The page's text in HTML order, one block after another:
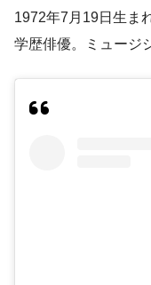
1972年7月19日生ま
学歴俳優。ミュージ